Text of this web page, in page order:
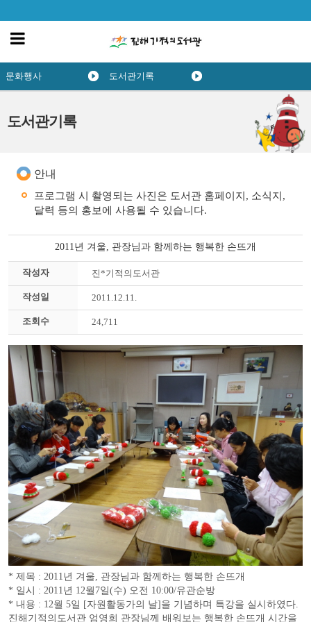
도서관기록
문화행사 도서관기록
안내
프로그램 시 촬영되는 사진은 도서관 홈페이지, 소식지,
달력 등의 홍보에 사용될 수 있습니다.
2011년 겨울, 관장님과 함께하는 행복한 손뜨개
작성자 진*기적의도서관
작성일 2011.12.11.
조회수 24,711
* 제목 : 2011년 겨울, 관장님과 함께하는 행복한 손뜨개
* 일시 : 2011년 12월7일(수) 오전 10:00/유관순방
* 내용 : 12월 5일 [자원활동가의 날]을 기념하며 특강을 실시하였다.
진해기적의도서관 엄영희 관장님께 배워보는 행복한 손뜨개 시간을